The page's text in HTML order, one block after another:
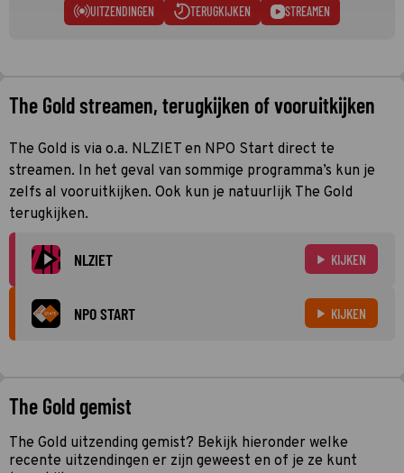
UITZENDINGEN TERUGKIJKEN STREAMEN
The Gold streamen, terugkijken of vooruitkijken
The Gold is via o.a. NLZIET en NPO Start direct te
streamen. In het geval van sommige programma’s kun je
zelfs al vooruitkijken. Ook kun je natuurlijk The Gold
terugkijken.
NLZIET KIJKEN
NPO START KIJKEN
The Gold gemist
The Gold uitzending gemist? Bekijk hieronder welke
recente uitzendingen er zijn geweest en of je ze kunt